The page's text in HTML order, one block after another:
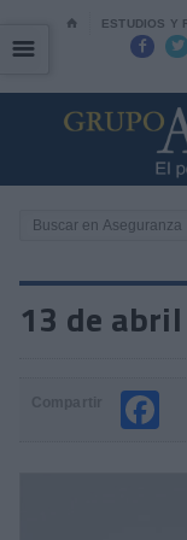
⌂ ESTUDIOS Y
 
☰
☰
13 de abril